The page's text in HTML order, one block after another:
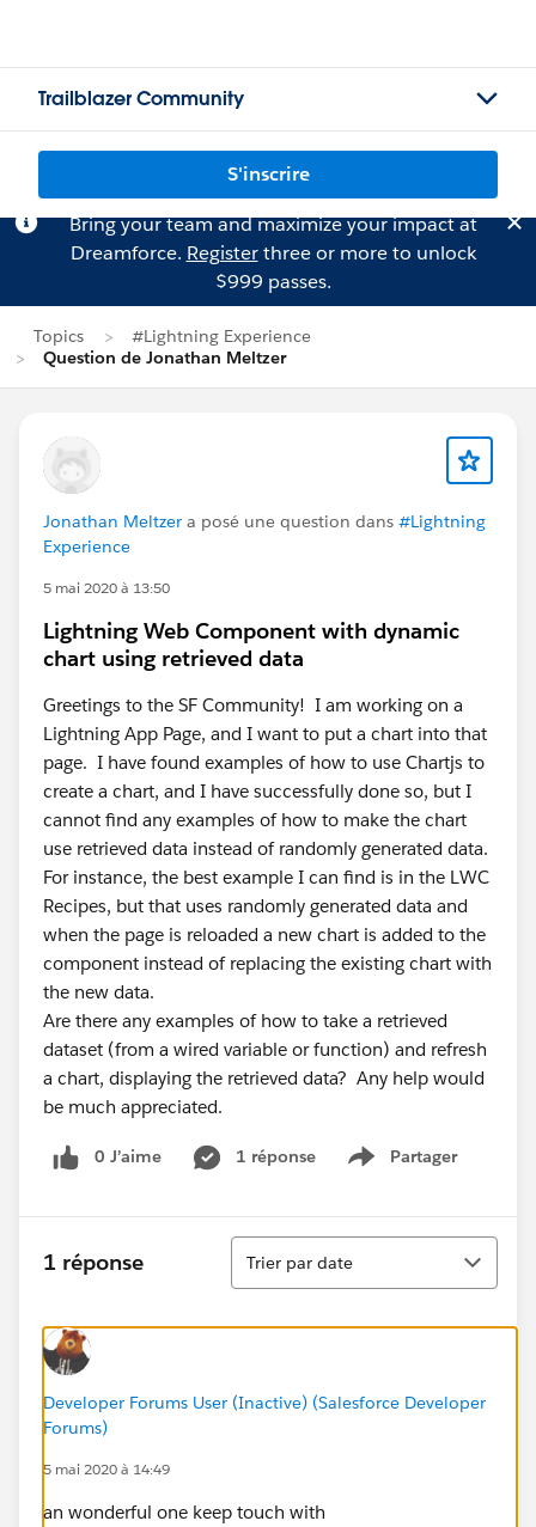
Trailblazer Community
S'inscrire
Bring your team and maximize your impact at
Dreamforce. Registerthree or more to unlock
$999 passes.
Topics
#Lightning Experience
Question de Jonathan Meltzer
Jonathan Meltzer a posé une question dans #Lightning
Experience
5 mai 2020 à 13:50
Lightning Web Component with dynamic
chart using retrieved data
Greetings to the SF Community! I am working on a
Lightning App Page, and I want to put a chart into that
page. I have found examples of how to use Chartjs to
create a chart, and I have successfully done so, but I
cannot find any examples of how to make the chart
use retrieved data instead of randomly generated data.
For instance, the best example I can find is in the LWC
Recipes, but that uses randomly generated data and
when the page is reloaded a new chart is added to the
component instead of replacing the existing chart with
the new data.
Are there any examples of how to take a retrieved
dataset (from a wired variable or function) and refresh
a chart, displaying the retrieved data? Any help would
be much appreciated.
0 J’aime 1 réponse Partager
Show menu
1 réponse
Tri
Trier par date
Developer Forums User (Inactive) (Salesforce Developer
Forums)
5 mai 2020 à 14:49
an wonderful one keep touch with